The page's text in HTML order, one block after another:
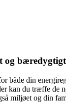
og
både din
kan du træffe de
miljøet og din